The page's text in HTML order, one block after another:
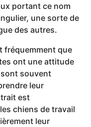
portant ce nom
une sorte de
des autres.
fréquemment que
ont une attitude
souvent
leur
est
chiens de travail
leur